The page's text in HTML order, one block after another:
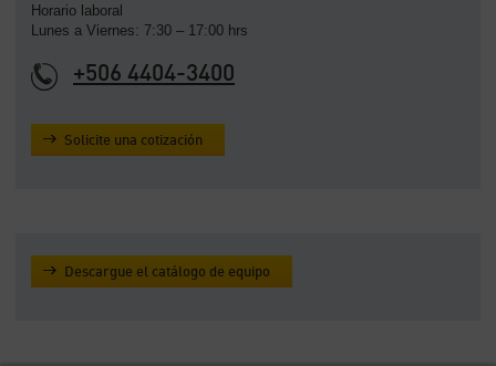
Horario laboral
Lunes a Viernes: 7:30 – 17:00 hrs
+506 4404-3400
Solicite una cotización
Descargue el catálogo de equipo